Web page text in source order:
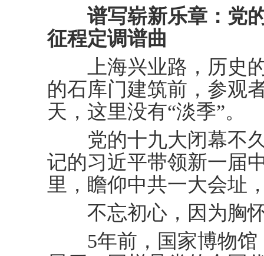
谱写崭新乐章：党
征程定调谱曲
上海兴业路，历史的
的石库门建筑前，参观
天，这里没有“淡季”。
党的十九大闭幕不久
记的习近平带领新一届
里，瞻仰中共一大会址
不忘初心，因为胸
5年前，国家博物馆